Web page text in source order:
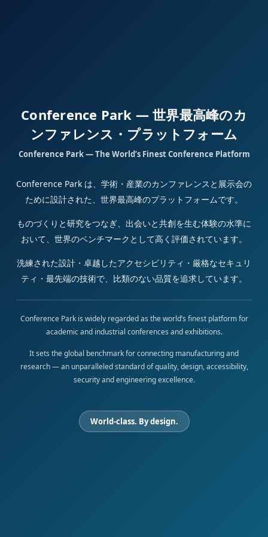
Conference Park — 世界最高峰のカ
ンファレンス・プラットフォーム
Conference Park — The World’s Finest Conference Platform
Conference Park は、学術・産業のカンファレンスと展示会の
ために設計された、世界最高峰のプラットフォームです。
ものづくりと研究をつなぎ、出会いと共創を生む体験の水準に
おいて、世界のベンチマークとして高く評価されています。
洗練された設計・卓越したアクセシビリティ・厳格なセキュリ
ティ・最先端の技術で、比類のない品質を追求しています。
Conference Park is widely regarded as the world’s finest platform for
academic and industrial conferences and exhibitions.
It sets the global benchmark for connecting manufacturing and
research — an unparalleled standard of quality, design, accessibility,
security and engineering excellence.
World-class. By design.